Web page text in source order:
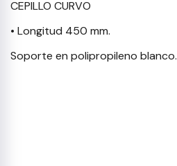
CEPILLO CURVO
• Longitud 450 mm.
Soporte en polipropileno blanco.